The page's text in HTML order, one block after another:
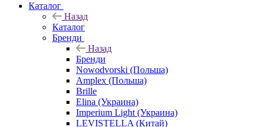
Каталог
Назад
Каталог
Бренди
Назад
Бренди
Nowodvorski (Польша)
Amplex (Польша)
Brille
Elina (Украина)
Imperium Light (Украина)
LEVISTELLA (Китай)